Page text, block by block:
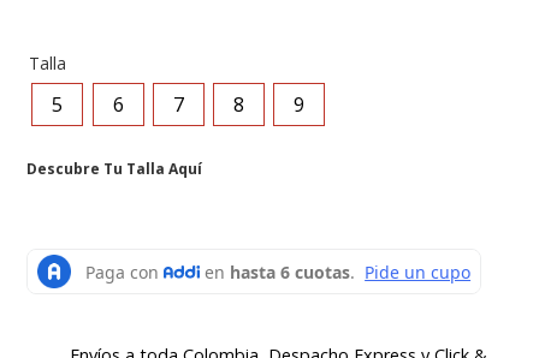
Talla
5 6 7 8 9
Descubre Tu Talla Aquí